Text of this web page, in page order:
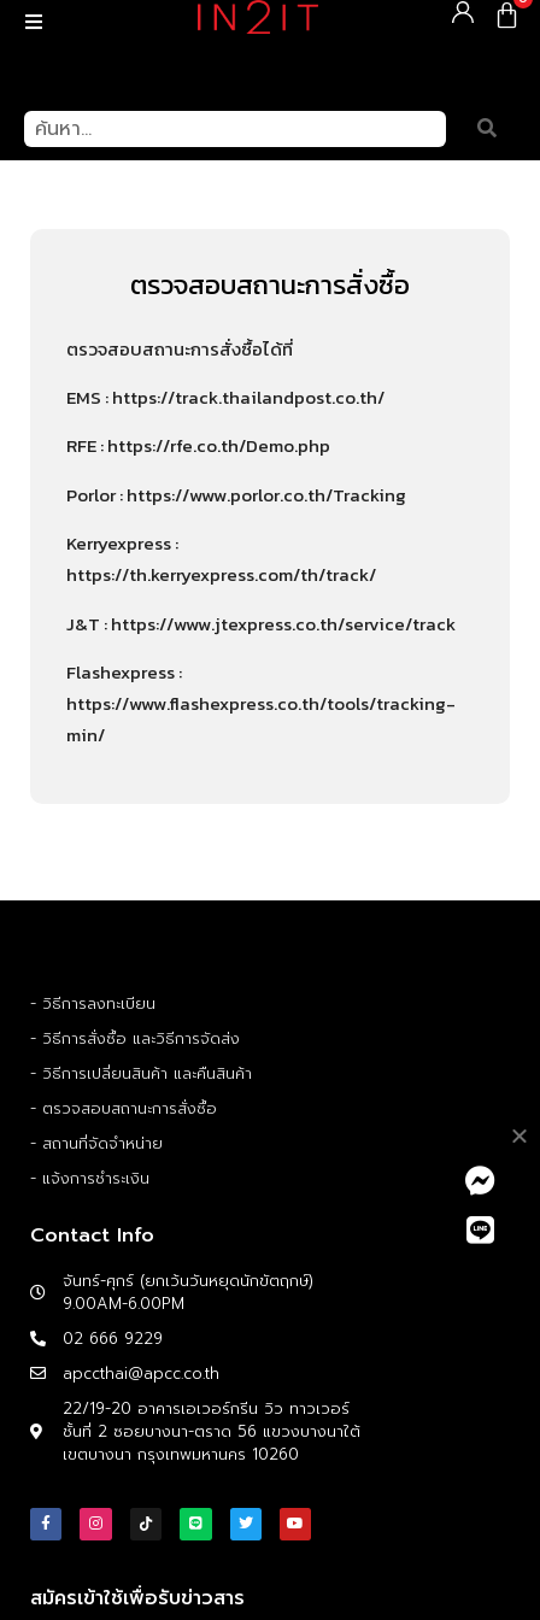
ตรวจสอบสถานะการสั่งซื้อ
ตรวจสอบสถานะการสั่งซื้อได้ที่
EMS : https://track.thailandpost.co.th/
RFE : https://rfe.co.th/Demo.php
Porlor : https://www.porlor.co.th/Tracking
Kerryexpress :
https://th.kerryexpress.com/th/track/
J&T : https://www.jtexpress.co.th/service/track
Flashexpress :
https://www.flashexpress.co.th/tools/tracking-
min/
- วิธีการลงทะเบียน
- วิธีการสั่งซื้อ และวิธีการจัดส่ง
- วิธีการเปลี่ยนสินค้า และคืนสินค้า
- ตรวจสอบสถานะการสั่งซื้อ
- สถานที่จัดจำหน่าย
- แจ้งการชำระเงิน
Contact Info
จันทร์-ศุกร์ (ยกเว้นวันหยุดนักขัตฤกษ์)
9.00AM-6.00PM
02 666 9229
apccthai@apcc.co.th
22/19-20 อาคารเอเวอร์กรีน วิว ทาวเวอร์
ชั้นที่ 2 ซอยบางนา-ตราด 56 แขวงบางนาใต้
เขตบางนา กรุงเทพมหานคร 10260
สมัครเข้าใช้เพื่อรับข่าวสาร